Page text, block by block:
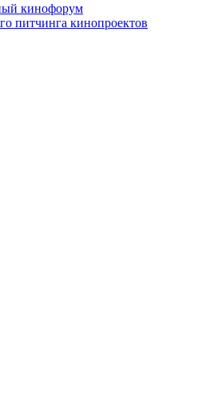
кинофорум
питчинга кинопроектов